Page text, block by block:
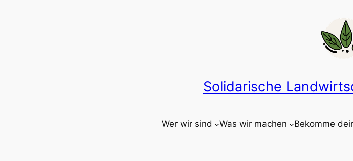
Solidarische
Wer wir sind Was wir machen Bekomme